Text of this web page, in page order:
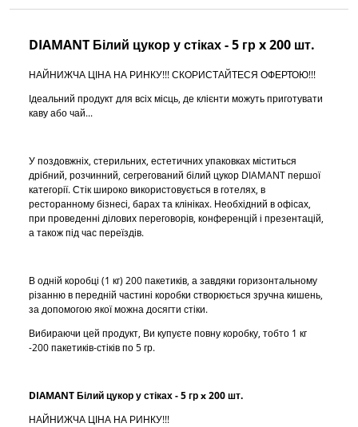
DIAMANT Білий цукор у стіках - 5 гр x 200 шт.
НАЙНИЖЧА ЦІНА НА РИНКУ!!! СКОРИСТАЙТЕСЯ ОФЕРТОЮ!!!
Ідеальний продукт для всіх місць, де клієнти можуть приготувати
каву або чай...
У поздовжніх, стерильних, естетичних упаковках міститься
дрібний, розчинний, сегрегований білий цукор DIAMANT першої
категорії. Стік широко використовується в готелях, в
ресторанному бізнесі, барах та клініках. Необхідний в офісах,
при проведенні ділових переговорів, конференцій і презентацій,
а також під час переїздів.
В одній коробці (1 кг) 200 пакетиків, а завдяки горизонтальному
різанню в передній частині коробки створюється зручна кишень,
за допомогою якої можна досягти стіки.
Вибираючи цей продукт, Ви купуєте повну коробку, тобто 1 кг
-200 пакетиків-стіків по 5 гр.
DIAMANT Білий цукор у стіках - 5 гр x 200 шт.
НАЙНИЖЧА ЦІНА НА РИНКУ!!!